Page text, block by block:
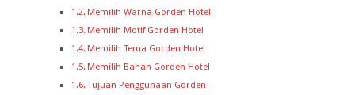
Memilih Warna Gorden Hotel
Memilih Motif Gorden Hotel
Memilih Tema Gorden Hotel
Memilih Bahan Gorden Hotel
Tujuan Penggunaan Gorden